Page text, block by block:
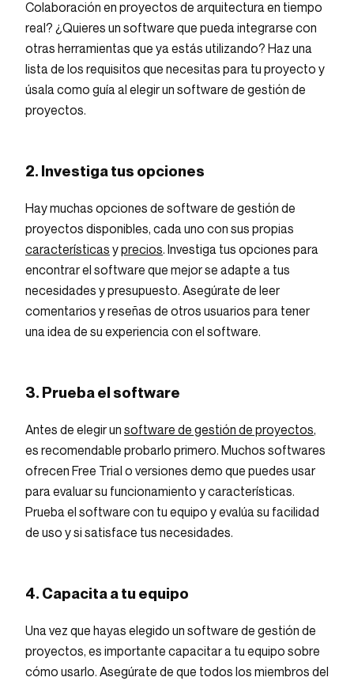
Colaboración en proyectos de arquitectura en tiempo
real? ¿Quieres un software que pueda integrarse con
otras herramientas que ya estás utilizando? Haz una
lista de los requisitos que necesitas para tu proyecto y
úsala como guía al elegir un software de gestión de
proyectos.
2. Investiga tus opciones
Hay muchas opciones de software de gestión de
proyectos disponibles, cada uno con sus propias
características yprecios. Investiga tus opciones para
encontrar el software que mejor se adapte a tus
necesidades y presupuesto. Asegúrate de leer
comentarios y reseñas de otros usuarios para tener
una idea de su experiencia con el software.
3. Prueba el software
Antes de elegir un software de gestión de proyectos,
es recomendable probarlo primero. Muchos softwares
ofrecen Free Trial o versiones demo que puedes usar
para evaluar su funcionamiento y características.
Prueba el software con tu equipo y evalúa su facilidad
de uso y si satisface tus necesidades.
4. Capacita a tu equipo
Una vez que hayas elegido un software de gestión de
proyectos, es importante capacitar a tu equipo sobre
cómo usarlo. Asegúrate de que todos los miembros del